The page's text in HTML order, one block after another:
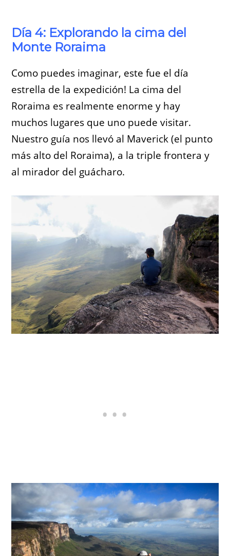
Día 4: Explorando la cima del
Monte Roraima
Como puedes imaginar, este fue el día
estrella de la expedición! La cima del
Roraima es realmente enorme y hay
muchos lugares que uno puede visitar.
Nuestro guía nos llevó al Maverick (el punto
más alto del Roraima), a la triple frontera y
al mirador del guácharo.